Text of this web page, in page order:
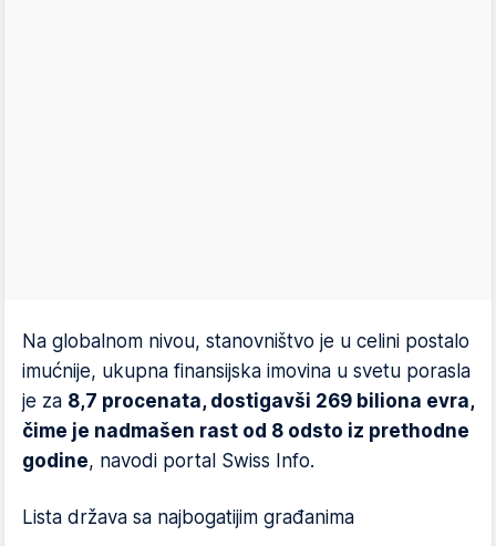
Na globalnom nivou, stanovništvo je u celini postalo
imućnije, ukupna finansijska imovina u svetu porasla
je za 8,7 procenata, dostigavši 269 biliona evra,
čime je nadmašen rast od 8 odsto iz prethodne
godine, navodi portal Swiss Info.
Lista država sa najbogatijim građanima